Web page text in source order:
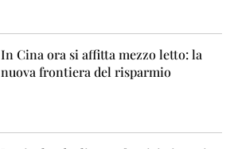
In Cina ora si affitta mezzo letto: la
nuova frontiera del risparmio